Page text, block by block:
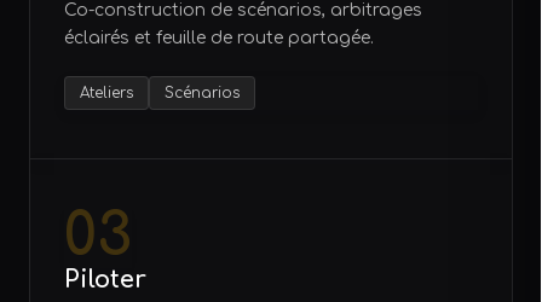
Co-construction de scénarios, arbitrages
éclairés et feuille de route partagée.
Ateliers Scénarios
03
Piloter